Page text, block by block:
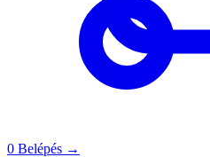
0 Belépés →